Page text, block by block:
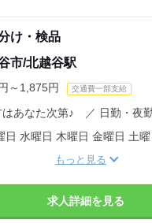
け・検品
市/北越谷駅
～1,875円 交通費一部支給
あなた次第♪ ／ 日勤・夜勤
日 水曜日 木曜日 金曜日 土
もっと見る
求人詳細を見る